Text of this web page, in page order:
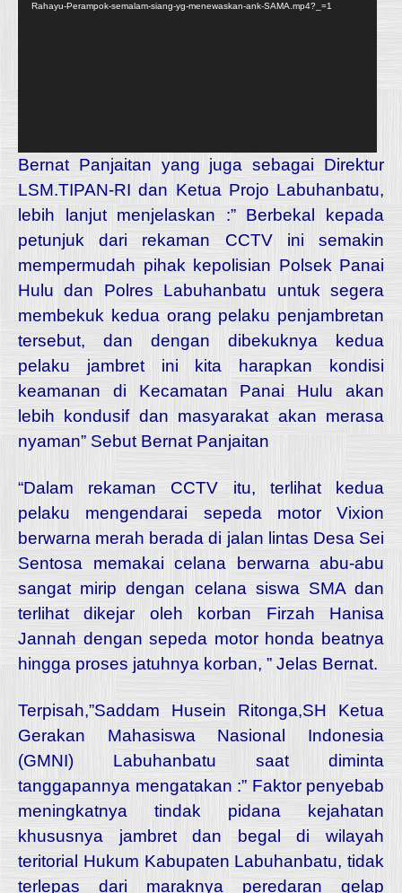
Rahayu-Perampok-semalam-siang-yg-menewaskan-ank-SAMA.mp4?_=1
Bernat Panjaitan yang juga sebagai Direktur
LSM.TIPAN-RI dan Ketua Projo Labuhanbatu,
lebih lanjut menjelaskan :” Berbekal kepada
petunjuk dari rekaman CCTV ini semakin
mempermudah pihak kepolisian Polsek Panai
Hulu dan Polres Labuhanbatu untuk segera
membekuk kedua orang pelaku penjambretan
tersebut, dan dengan dibekuknya kedua
pelaku jambret ini kita harapkan kondisi
keamanan di Kecamatan Panai Hulu akan
lebih kondusif dan masyarakat akan merasa
nyaman” Sebut Bernat Panjaitan
“Dalam rekaman CCTV itu, terlihat kedua
pelaku mengendarai sepeda motor Vixion
berwarna merah berada di jalan lintas Desa Sei
Sentosa memakai celana berwarna abu-abu
sangat mirip dengan celana siswa SMA dan
terlihat dikejar oleh korban Firzah Hanisa
Jannah dengan sepeda motor honda beatnya
hingga proses jatuhnya korban, ” Jelas Bernat.
Terpisah,”Saddam Husein Ritonga,SH Ketua
Gerakan Mahasiswa Nasional Indonesia
(GMNI) Labuhanbatu saat diminta
tanggapannya mengatakan :” Faktor penyebab
meningkatnya tindak pidana kejahatan
khususnya jambret dan begal di wilayah
teritorial Hukum Kabupaten Labuhanbatu, tidak
terlepas dari maraknya peredaran gelap